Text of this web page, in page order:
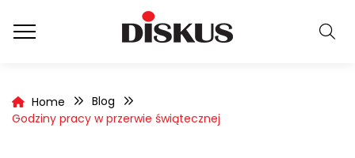
Home
Blog
Godziny pracy w przerwie świątecznej